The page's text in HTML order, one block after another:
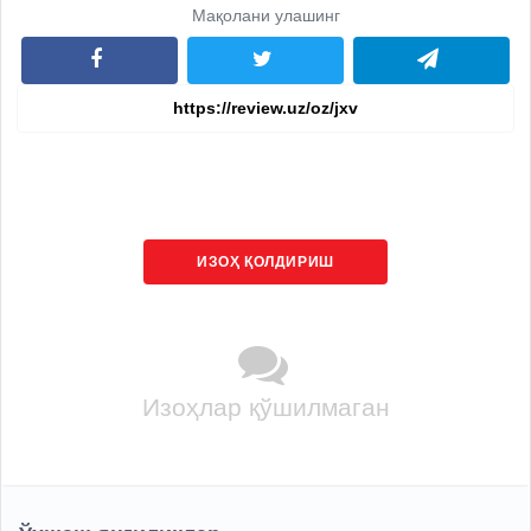
Мақолани улашинг
ИЗОҲ ҚОЛДИРИШ
Изоҳлар қўшилмаган